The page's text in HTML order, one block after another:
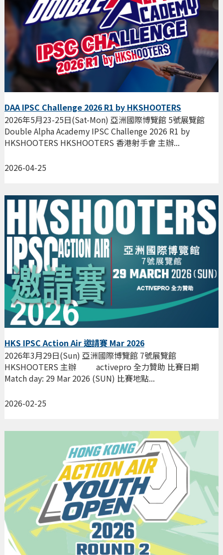
DAA IPSC Challenge 2026 R1 by HKSHOOTERS
2026-04-25
2026年5月23-25日(Sat-Mon) 亞洲國際博覽館 5號展覽館
Double Alpha Academy IPSC Challenge 2026 R1 by
HKSHOOTERS HKSHOOTERS 香港射手會 主辦...
HKS IPSC Action Air 邀請賽 Mar 2026
2026-02-25
2026年3月29日(Sun) 亞洲國際博覽館 7號展覽館
HKSHOOTERS 主辦 activepro 全力贊助 比賽日期
Match day: 29 Mar 2026 (SUN) 比賽地點...